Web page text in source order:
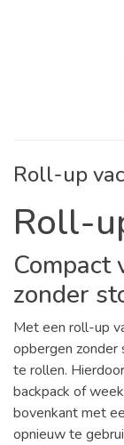
Roll-up
Roll-
Compact
zonder
Met een roll-up
opbergen zonder
te rollen.
backpack of
bovenkant met
opnieuw te